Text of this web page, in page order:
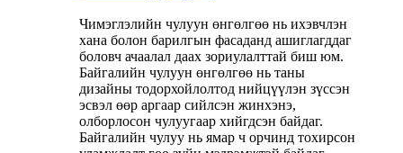
Чимэглэлийн чулуун өнгөлгөө нь ихэвчлэн
хана болон барилгын фасаданд ашиглагддаг
боловч ачаалал даах зориулалттай биш юм.
Байгалийн чулуун өнгөлгөө нь таны
дизайны тодорхойлолтод нийцүүлэн зүссэн
эсвэл өөр аргаар сийлсэн жинхэнэ,
олборлосон чулуугаар хийгдсэн байдаг.
Байгалийн чулуу нь ямар ч орчинд тохирсон